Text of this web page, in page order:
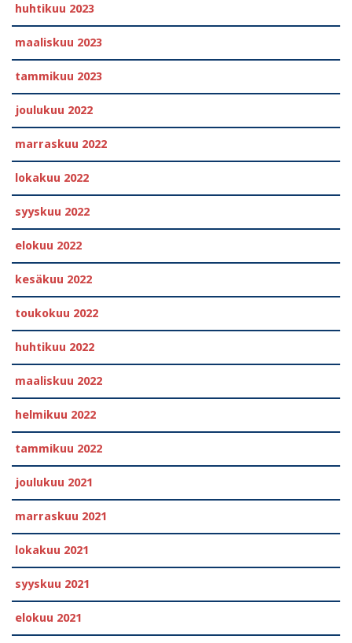
huhtikuu 2023
maaliskuu 2023
tammikuu 2023
joulukuu 2022
marraskuu 2022
lokakuu 2022
syyskuu 2022
elokuu 2022
kesäkuu 2022
toukokuu 2022
huhtikuu 2022
maaliskuu 2022
helmikuu 2022
tammikuu 2022
joulukuu 2021
marraskuu 2021
lokakuu 2021
syyskuu 2021
elokuu 2021